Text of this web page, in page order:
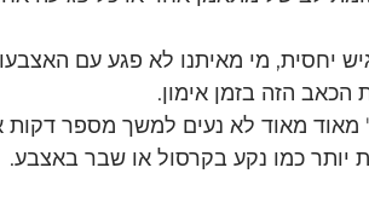
יחסית, מי מאיתנו לא פגע עם
הכאב הזה בזמן אימון.
מאוד לא נעים למשך מספר דקות
יותר כמו נקע בקרסול או שבר באצבע.